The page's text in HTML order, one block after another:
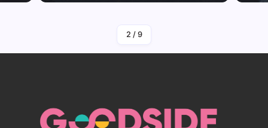
By Falah Malaika Az Zahra
2 / 9